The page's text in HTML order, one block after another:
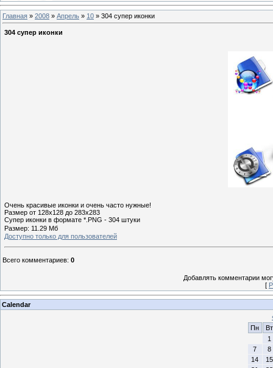
Главная » 2008 » Апрель » 10 » 304 супер иконки
304 супер иконки
Очень красивые иконки и очень часто нужные!
Размер от 128х128 до 283х283
Супер иконки в формате *.PNG - 304 штуки
Размер: 11.29 Мб
Доступно только для пользователей
Всего комментариев: 0
Добавлять комментарии
[
Calendar
Пн
Вт
1
7
8
14
15